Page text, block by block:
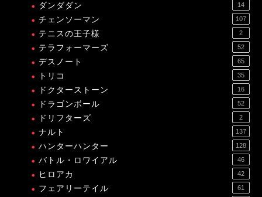
ダンダダン 14
チェンソーマン 107
テニスの王子様 2
テラフォーマーズ 52
デスノート 65
トリコ 35
ドクターストーン 16
ドラゴンボール 52
ドリフターズ 2
ナルト 137
ハンターハンター 128
バトル・ロワイアル 46
ヒロアカ 42
フェアリーテイル 61